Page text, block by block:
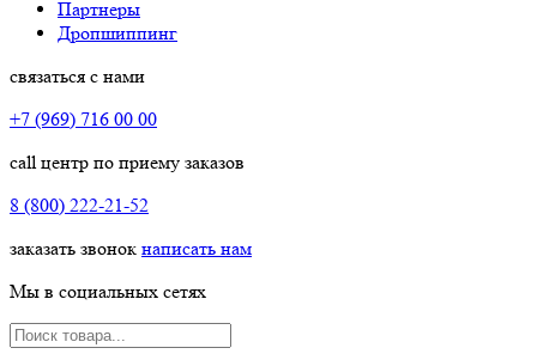
Партнеры
Дропшиппинг
связаться с нами
+7 (969) 716 00 00
call центр по приему заказов
8 (800) 222-21-52
заказать звонок написать нам
Мы в социальных сетях